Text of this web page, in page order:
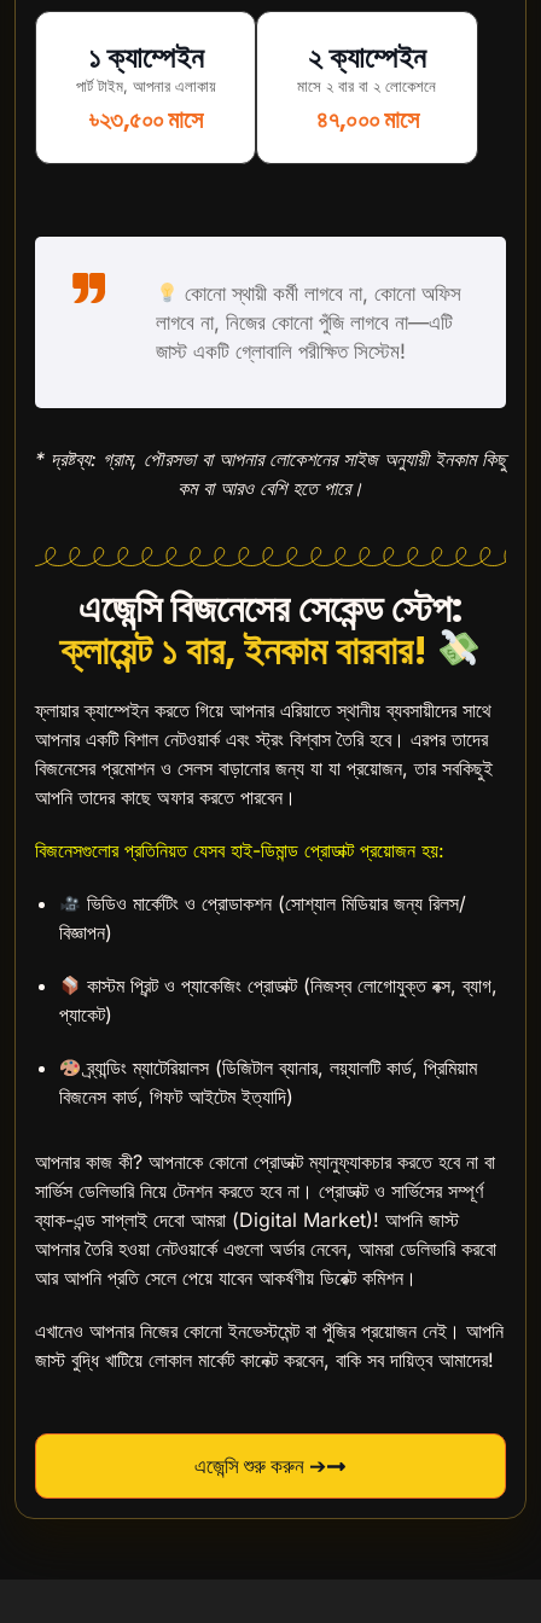
১ ক্যাম্পেইন
পার্ট টাইম, আপনার এলাকায়
৳২৩,৫০০ মাসে
২ ক্যাম্পেইন
মাসে ২ বার বা ২ লোকেশনে
৪৭,০০০ মাসে
কোনো স্থায়ী কর্মী লাগবে না, কোনো অফিস
লাগবে না, নিজের কোনো পুঁজি লাগবে না—এটি
জাস্ট একটি গ্লোবালি পরীক্ষিত সিস্টেম!
* দ্রষ্টব্য: গ্রাম, পৌরসভা বা আপনার লোকেশনের সাইজ অনুযায়ী ইনকাম কিছু
কম বা আরও বেশি হতে পারে।
এজেন্সি বিজনেসের সেকেন্ড স্টেপ:
ক্লায়েন্ট ১ বার, ইনকাম বারবার!
ফ্লায়ার ক্যাম্পেইন করতে গিয়ে আপনার এরিয়াতে স্থানীয় ব্যবসায়ীদের সাথে
আপনার একটি বিশাল নেটওয়ার্ক এবং স্ট্রং বিশ্বাস তৈরি হবে। এরপর তাদের
বিজনেসের প্রমোশন ও সেলস বাড়ানোর জন্য যা যা প্রয়োজন, তার সবকিছুই
আপনি তাদের কাছে অফার করতে পারবেন।
বিজনেসগুলোর প্রতিনিয়ত যেসব হাই-ডিমান্ড প্রোডাক্ট প্রয়োজন হয়:
ভিডিও মার্কেটিং ও প্রোডাকশন (সোশ্যাল মিডিয়ার জন্য রিলস/
বিজ্ঞাপন)
কাস্টম প্রিন্ট ও প্যাকেজিং প্রোডাক্ট (নিজস্ব লোগোযুক্ত বক্স, ব্যাগ,
প্যাকেট)
ব্র্যান্ডিং ম্যাটেরিয়ালস (ডিজিটাল ব্যানার, লয়্যালটি কার্ড, প্রিমিয়াম
বিজনেস কার্ড, গিফট আইটেম ইত্যাদি)
আপনার কাজ কী? আপনাকে কোনো প্রোডাক্ট ম্যানুফ্যাকচার করতে হবে না বা
সার্ভিস ডেলিভারি নিয়ে টেনশন করতে হবে না। প্রোডাক্ট ও সার্ভিসের সম্পূর্ণ
ব্যাক-এন্ড সাপ্লাই দেবো আমরা (Digital Market)! আপনি জাস্ট
আপনার তৈরি হওয়া নেটওয়ার্কে এগুলো অর্ডার নেবেন, আমরা ডেলিভারি করবো
আর আপনি প্রতি সেলে পেয়ে যাবেন আকর্ষণীয় ডিরেক্ট কমিশন।
এখানেও আপনার নিজের কোনো ইনভেস্টমেন্ট বা পুঁজির প্রয়োজন নেই। আপনি
জাস্ট বুদ্ধি খাটিয়ে লোকাল মার্কেট কানেক্ট করবেন, বাকি সব দায়িত্ব আমাদের!
এজেন্সি শুরু করুন ➔